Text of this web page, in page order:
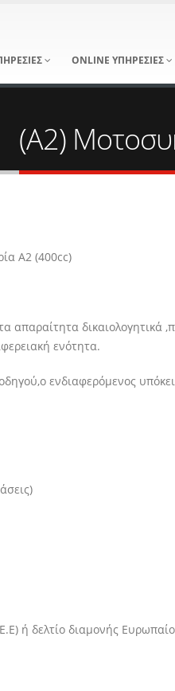
ONLINE ΥΠΗΡΕΣΙΕΣ
(Α2)
Α2 (400cc)
δικαιολογητικά
ενότητα.
ενδιαφερόμενος
ή δελτίο διαμονής